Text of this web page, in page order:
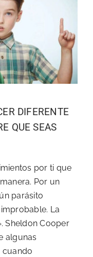
DIFERENTE
QUE SEAS
por ti que
Por un
parásito
La
Sheldon Cooper
algunas
cuando